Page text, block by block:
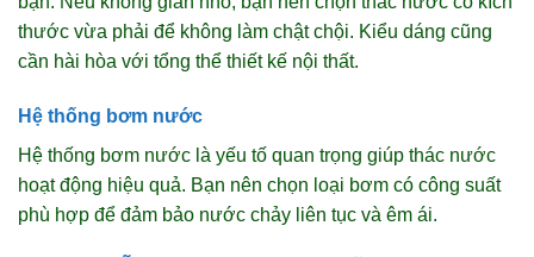
thước vừa phải để không làm chật chội. Kiểu dáng cũng
cần hài hòa với tổng thể thiết kế nội thất.
Hệ thống bơm nước
Hệ thống bơm nước là yếu tố quan trọng giúp thác nước
hoạt động hiệu quả. Bạn nên chọn loại bơm có công suất
phù hợp để đảm bảo nước chảy liên tục và êm ái.